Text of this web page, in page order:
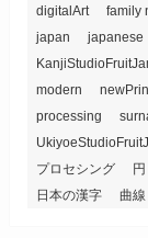
digitalArt
family
japan
japanese
modern
processing
プロセシング
円
日本の漢字
曲線